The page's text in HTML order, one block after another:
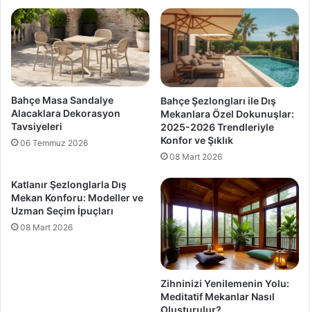
Bahçe Masa Sandalye
Alacaklara Dekorasyon
Tavsiyeleri
06 Temmuz 2026
Bahçe Şezlongları ile Dış
Mekanlara Özel Dokunuşlar:
2025-2026 Trendleriyle
Konfor ve Şıklık
08 Mart 2026
Katlanır Şezlonglarla Dış
Mekan Konforu: Modeller ve
Uzman Seçim İpuçları
08 Mart 2026
Zihninizi Yenilemenin Yolu:
Meditatif Mekanlar Nasıl
Oluşturulur?